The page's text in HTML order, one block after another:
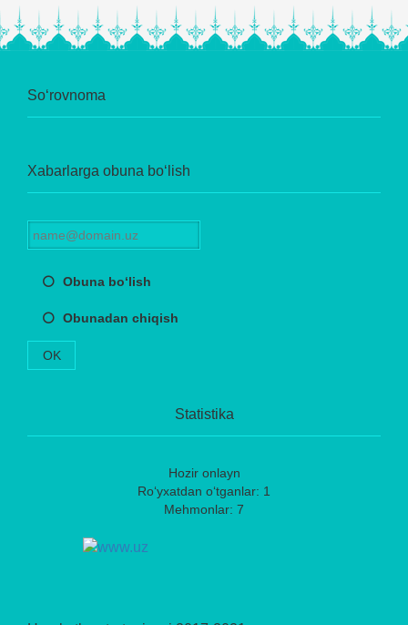
So‘rovnoma
Xabarlarga obuna bo‘lish
Obuna bo‘lish
Obunadan chiqish
OK
Statistika
Hozir onlayn
Ro‘yxatdan o‘tganlar: 1
Mehmonlar: 7